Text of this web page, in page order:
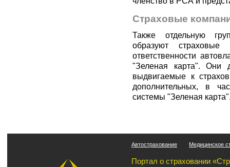
Страховые
Также отдельную
образуют страховые
ответственности
"Зеленая карта". Они
выдвигаемые к
дополнительных, в
системы "Зеленая
Автострахование Медицинское
Портал о страховании